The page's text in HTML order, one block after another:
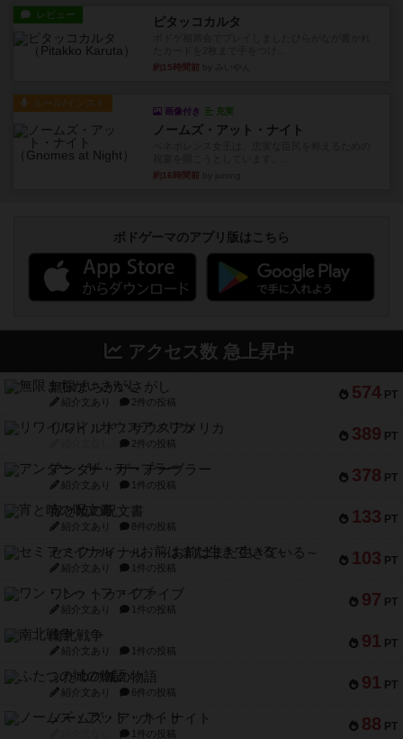
レビュー ピタッコカルタ
約15時間前
ルール/インスト
画像付き 充実
ノームズ・アット・ナイト
約16時間前
ボドゲーマのアプリ版はこちら
アクセス数 急上昇中
574 PT
無限まちがいさがし
紹介文あり 2件の投稿
389 PT
リワイルド：サウスアメリカ
2件の投稿
378 PT
アンダー・ザ・テーブラー
紹介文あり 1件の投稿
133 PT
宵と暁の呪文書
紹介文あり 8件の投稿
103 PT
セミファイナル ～お前はまだ生きている～
紹介文あり 1件の投稿
97 PT
ワン・トゥ・ファイブ
紹介文あり 1件の投稿
91 PT
南北戦争
紹介文あり 1件の投稿
91 PT
ふたつの城の物語
紹介文あり 6件の投稿
88 PT
ノームズ・アット・ナイト
1件の投稿